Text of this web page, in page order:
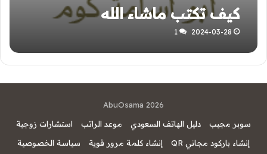
كيف تكتب ماشاء الله
2024-03-28
1
AbuOsama 2026
سوبر مجيب
دليل الهاتف السعودي موعد الراتب
استشارات زوجية
إنشاء باركود مجاني QR
إنشاء كلمة مرور قوية سياسة الخصوصية